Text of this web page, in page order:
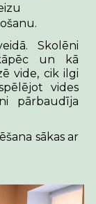
Skolēni
un kā
vide, cik ilgi
vides
pārbaudīja
sākas ar